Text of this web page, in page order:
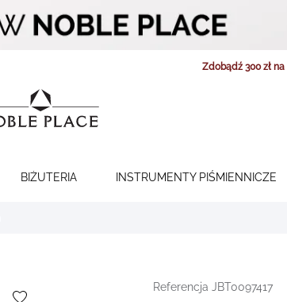
Zdobądź 300 zł
BIŻUTERIA INSTRUMENTY PIŚMIENNICZE
Referencja JBT0097417